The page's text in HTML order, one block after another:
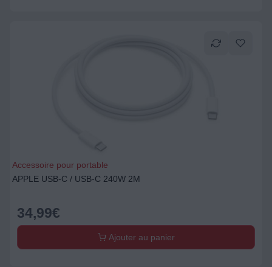
Accessoire pour portable
APPLE USB-C / USB-C 240W 2M
34,99€
Ajouter au panier